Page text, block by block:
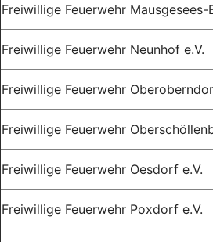
Freiwillige Feuerwehr Mausgesees-
Freiwillige Feuerwehr Neunhof e.V.
Freiwillige Feuerwehr
Freiwillige Feuerwehr
Freiwillige Feuerwehr Oesdorf e.V.
Freiwillige Feuerwehr Poxdorf e.V.